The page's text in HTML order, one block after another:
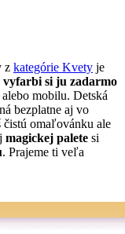
z kategórie Kvety je
vyfarbi si ju zadarmo
mobilu. Detská
bezplatne aj vo
omaľovánku ale
magickej palete si
. Prajeme ti veľa